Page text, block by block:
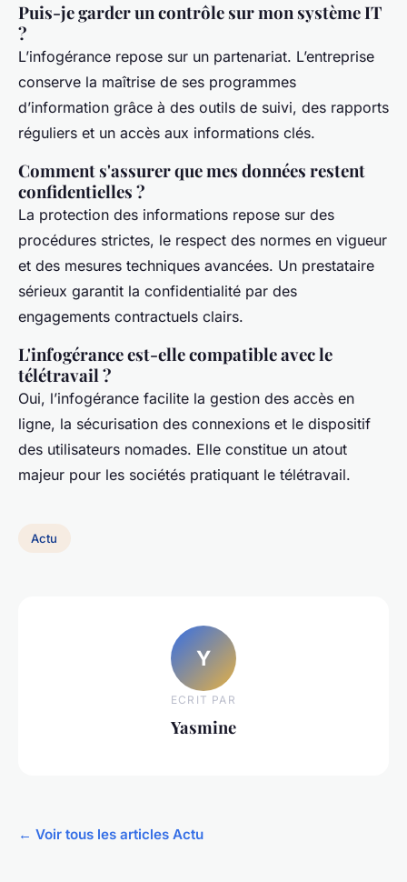
Puis-je garder un contrôle sur mon système IT
?
L’infogérance repose sur un partenariat. L’entreprise
conserve la maîtrise de ses programmes
d’information grâce à des outils de suivi, des rapports
réguliers et un accès aux informations clés.
Comment s'assurer que mes données restent
confidentielles ?
La protection des informations repose sur des
procédures strictes, le respect des normes en vigueur
et des mesures techniques avancées. Un prestataire
sérieux garantit la confidentialité par des
engagements contractuels clairs.
L'infogérance est-elle compatible avec le
télétravail ?
Oui, l’infogérance facilite la gestion des accès en
ligne, la sécurisation des connexions et le dispositif
des utilisateurs nomades. Elle constitue un atout
majeur pour les sociétés pratiquant le télétravail.
Actu
Y
ECRIT PAR
Yasmine
← Voir tous les articles Actu